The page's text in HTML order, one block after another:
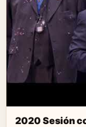
2020 Sesión